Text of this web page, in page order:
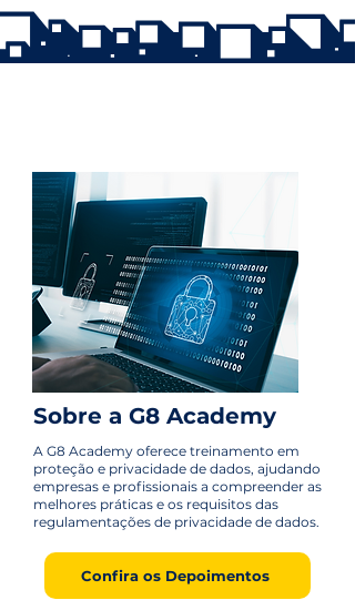
Sobre a G8 Academy
A G8 Academy oferece treinamento em
proteção e privacidade de dados, ajudando
empresas e profissionais a compreender as
melhores práticas e os requisitos das
regulamentações de privacidade de dados.
Confira os Depoimentos